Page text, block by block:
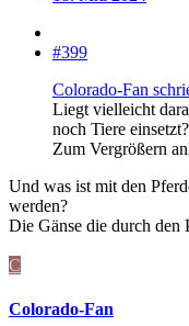
#399
Colorado-Fan
Liegt vielleicht
noch Tiere einsetzt?
Zum Vergrößern
Und was ist mit den
werden?
Die Gänse die durch
C
Colorado-Fan